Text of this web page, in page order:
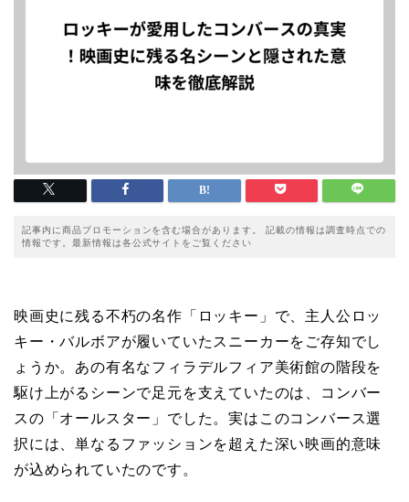
記事内に商品プロモーションを含む場合があります。 記載の情報は調査時点での
情報です。最新情報は各公式サイトをご覧ください
映画史に残る不朽の名作「ロッキー」で、主人公ロッ
キー・バルボアが履いていたスニーカーをご存知でし
ょうか。あの有名なフィラデルフィア美術館の階段を
駆け上がるシーンで足元を支えていたのは、コンバー
スの「オールスター」でした。実はこのコンバース選
択には、単なるファッションを超えた深い映画的意味
が込められていたのです。